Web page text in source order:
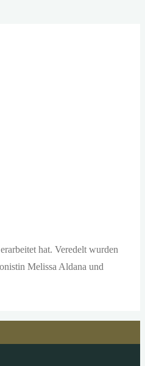
hat. Veredelt wurden
Melissa Aldana und